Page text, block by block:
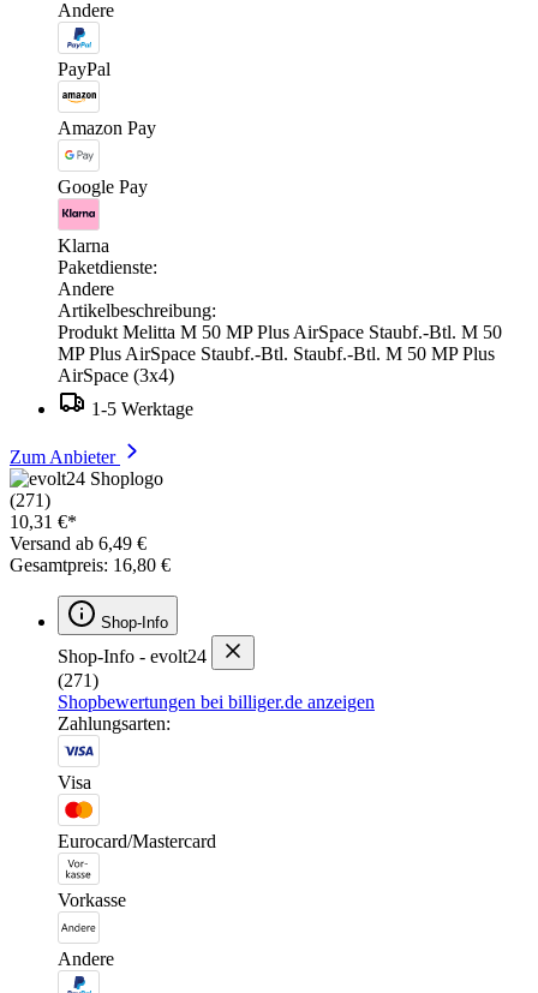
Andere
PayPal
Amazon Pay
Google Pay
Klarna
Paketdienste:
Andere
Artikelbeschreibung:
Produkt Melitta M 50 MP Plus AirSpace Staubf.-Btl. M 50
MP Plus AirSpace Staubf.-Btl. Staubf.-Btl. M 50 MP Plus
AirSpace (3x4)
1-5 Werktage
Zum Anbieter
(271)
10,31 €*
Versand ab 6,49 €
Gesamtpreis: 16,80 €
Shop-Info
Shop-Info - evolt24
(271)
Shopbewertungen bei billiger.de anzeigen
Zahlungsarten:
Visa
Eurocard/Mastercard
Vorkasse
Andere